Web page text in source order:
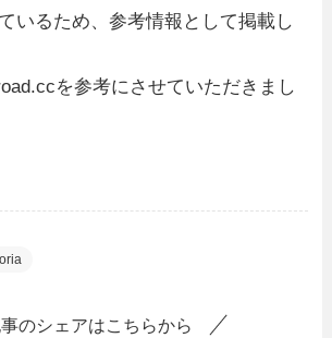
いるため、参考情報として掲載し
を参考にさせていただきまし
のシェアはこちらから